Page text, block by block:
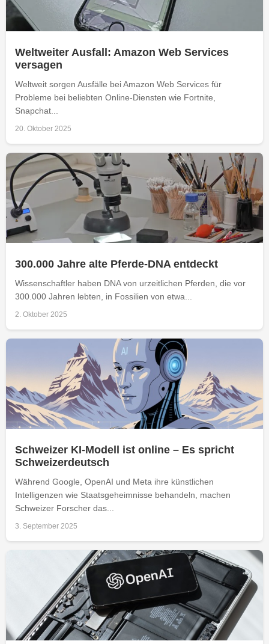
Weltweiter Ausfall: Amazon Web Services
versagen
Weltweit sorgen Ausfälle bei Amazon Web Services für
Probleme bei beliebten Online-Diensten wie Fortnite,
Snapchat...
20. Oktober 2025
300.000 Jahre alte Pferde-DNA entdeckt
Wissenschaftler haben DNA von urzeitlichen Pferden, die vor
300.000 Jahren lebten, in Fossilien von etwa...
2. Oktober 2025
Schweizer KI-Modell ist online – Es spricht
Schweizerdeutsch
Während Google, OpenAI und Meta ihre künstlichen
Intelligenzen wie Staatsgeheimnisse behandeln, machen
Schweizer Forscher das...
3. September 2025